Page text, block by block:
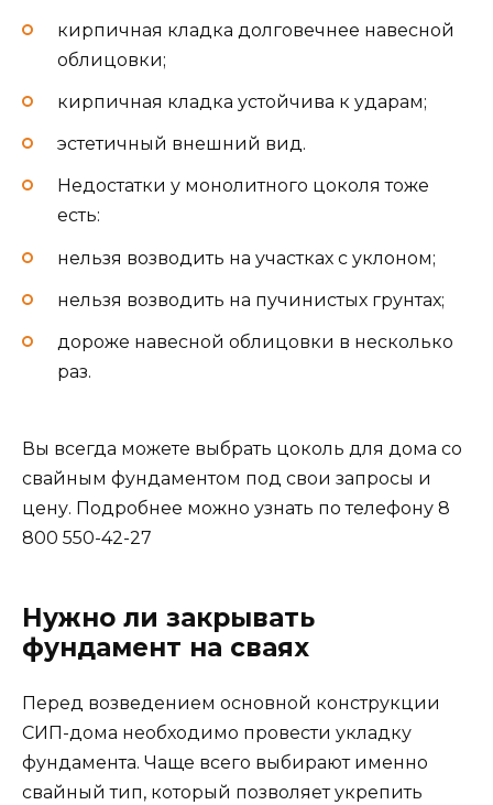
кирпичная кладка долговечнее навесной
облицовки;
кирпичная кладка устойчива к ударам;
эстетичный внешний вид.
Недостатки у монолитного цоколя тоже
есть:
нельзя возводить на участках с уклоном;
нельзя возводить на пучинистых грунтах;
дороже навесной облицовки в несколько
раз.
Вы всегда можете выбрать цоколь для дома со
свайным фундаментом под свои запросы и
цену. Подробнее можно узнать по телефону 8
800 550-42-27
Нужно ли закрывать
фундамент на сваях
Перед возведением основной конструкции
СИП-дома необходимо провести укладку
фундамента. Чаще всего выбирают именно
свайный тип, который позволяет укрепить